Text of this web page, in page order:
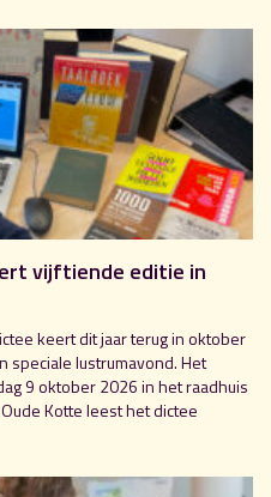
vijftiende editie in
keert dit jaar terug in oktober
speciale lustrumavond. Het
9 oktober 2026 in het raadhuis
Kotte leest het dictee